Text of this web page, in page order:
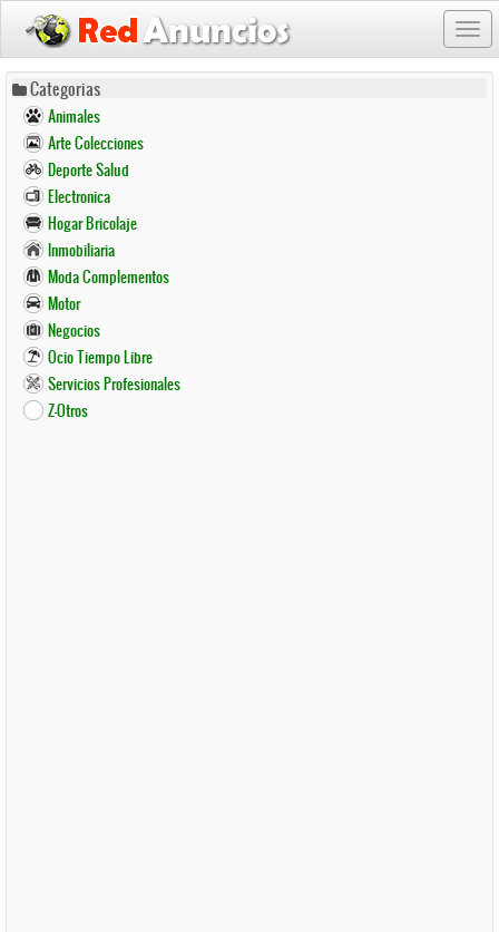
Pasar
contenido
principal
Categorias
Animales
Arte Colecciones
Deporte Salud
Electronica
Hogar Bricolaje
Inmobiliaria
Moda Complementos
Motor
Negocios
Ocio Tiempo Libre
Servicios Profesionales
Z-Otros